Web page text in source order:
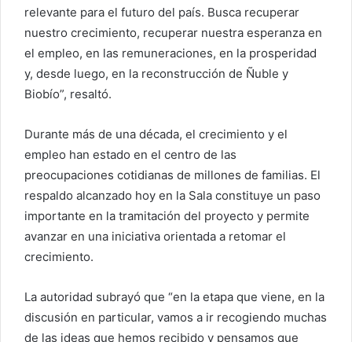
relevante para el futuro del país. Busca recuperar
nuestro crecimiento, recuperar nuestra esperanza en
el empleo, en las remuneraciones, en la prosperidad
y, desde luego, en la reconstrucción de Ñuble y
Biobío”, resaltó.
Durante más de una década, el crecimiento y el
empleo han estado en el centro de las
preocupaciones cotidianas de millones de familias. El
respaldo alcanzado hoy en la Sala constituye un paso
importante en la tramitación del proyecto y permite
avanzar en una iniciativa orientada a retomar el
crecimiento.
La autoridad subrayó que “en la etapa que viene, en la
discusión en particular, vamos a ir recogiendo muchas
de las ideas que hemos recibido y pensamos que